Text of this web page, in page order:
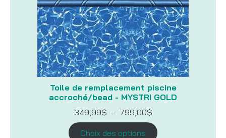
Toile de remplacement piscine
accroché/bead - MYSTRI GOLD
349,99$ – 799,00$Plage
prix :
Choix des options